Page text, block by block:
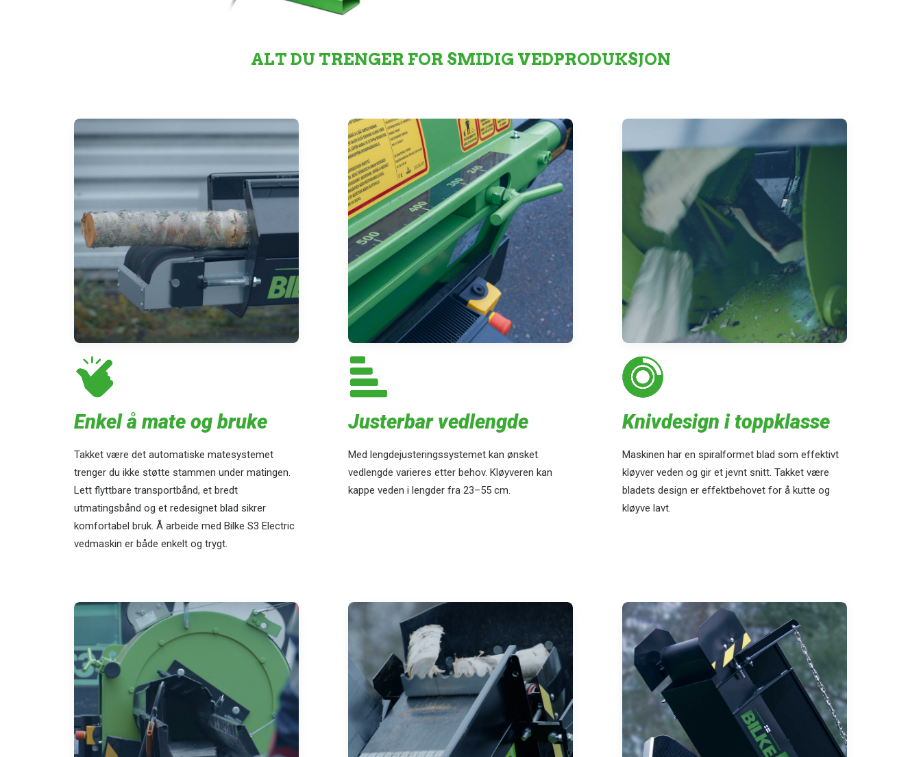
ALT DU TRENGER FOR SMIDIG VEDPRODUKSJON
Enkel å mate og bruke
Takket være det automatiske matesystemet
trenger du ikke støtte stammen under matingen.
Lett flyttbare transportbånd, et bredt
utmatingsbånd og et redesignet blad sikrer
komfortabel bruk. Å arbeide med Bilke S3 Electric
vedmaskin er både enkelt og trygt.
Justerbar vedlengde
Med lengdejusteringssystemet kan ønsket
vedlengde varieres etter behov. Kløyveren kan
kappe veden i lengder fra 23–55 cm.
Knivdesign i toppklasse
Maskinen har en spiralformet blad som effektivt
kløyver veden og gir et jevnt snitt. Takket være
bladets design er effektbehovet for å kutte og
kløyve lavt.